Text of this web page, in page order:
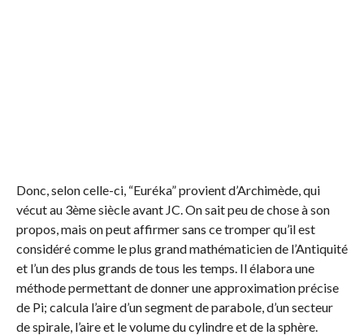
Donc, selon celle-ci, “Euréka” provient d’Archimède, qui
vécut au 3ème siècle avant JC. On sait peu de chose à son
propos, mais on peut affirmer sans ce tromper qu’il est
considéré comme le plus grand mathématicien de l’Antiquité
et l’un des plus grands de tous les temps. Il élabora une
méthode permettant de donner une approximation précise
de Pi; calcula l’aire d’un segment de parabole, d’un secteur
de spirale, l’aire et le volume du cylindre et de la sphère.